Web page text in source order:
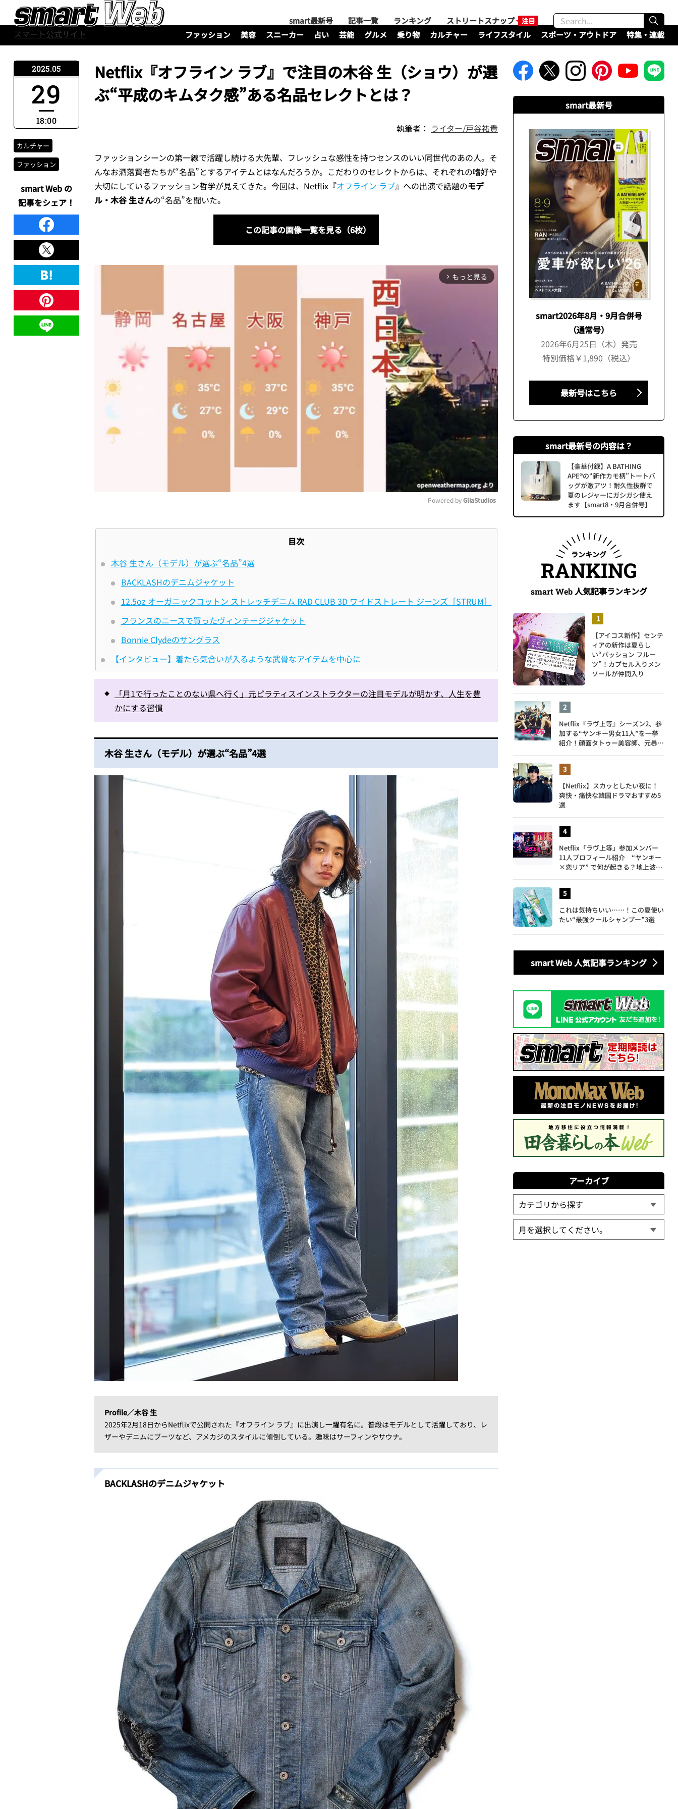
スマート公式サイト
smart最新号 記事一覧 ランキング
ストリートスナップ
ファッション
美容 スニーカー 占い 芸能 グルメ 乗り物 カルチャー ライフスタイル スポーツ・アウトドア 特集・連載
Netflix『オフライン ラブ』で注目の木谷 生（ショウ）が選
ぶ“平成のキムタク感”ある名品セレクトとは？
執筆者： ライター/戸谷祐貴
ファッションシーンの第一線で活躍し続ける大先輩、フレッシュな感性を持つセンスのいい同世代のあの人。そ
んなお洒落賢者たちが“名品”とするアイテムとはなんだろうか。こだわりのセレクトからは、それぞれの嗜好や
大切にしているファッション哲学が見えてきた。今回は、Netflix『オフライン ラブ』への出演で話題のモデ
ル・木谷 生さんの“名品”を聞いた。
この記事の画像一覧を見る（6枚）
arrow_forward_ios もっと見る
Mute
Powered by GliaStudios
目次
木谷 生さん（モデル）が選ぶ“名品”4選
BACKLASHのデニムジャケット
12.5oz オーガニックコットン ストレッチデニム RAD CLUB 3D ワイドストレート ジーンズ［STRUM］
フランスのニースで買ったヴィンテージジャケット
Bonnie Clydeのサングラス
【インタビュー】着たら気合いが入るような武骨なアイテムを中心に
「月1で行ったことのない県へ行く」元ピラティスインストラクターの注目モデルが明かす、人生を豊
かにする習慣
木谷 生さん（モデル）が選ぶ“名品”4選
Profile／木谷 生
2025年2月18日からNetflixで公開された『オフライン ラブ』に出演し一躍有名に。普段はモデルとして活躍しており、レ
ザーやデニムにブーツなど、アメカジのスタイルに傾倒している。趣味はサーフィンやサウナ。
BACKLASHのデニムジャケット
2025.05
29
18:00
カルチャー
ファッション
smart Web の
記事をシェア！
smart最新号
smart2026年8月・9月合併号
（通常号）
2026年6月25日（木）発売
特別価格￥1,890（税込）
最新号はこちら
smart最新号の内容は？
【豪華付録】A BATHING
APE®の“新作カモ柄”トートバ
ッグが激アツ！耐久性抜群で
夏のレジャーにガシガシ使え
ます【smart8・9月合併号】
ランキング
RANKING
smart Web人気記事ランキング
【アイコス新作】センテ
ィアの新作は夏らし
い“パッション フルー
ツ”！カプセル入りメン
ソールが仲間入り
Netflix『ラヴ上等』シーズン2、参
加する“ヤンキー男女11人”を一挙
紹介！顔面タトゥー美容師、元暴走
【Netflix】スカッとしたい夜に！
爽快・痛快な韓国ドラマおすすめ5
選
Netflix「ラヴ上等」参加メンバー
11人プロフィール紹介 “ヤンキー
×恋リア” で何が起きる？地上波で
が爆誕
これは気持ちいい……！この夏使い
たい“最強クールシャンプー”3選
smart Web 人気記事ランキング
アーカイブ